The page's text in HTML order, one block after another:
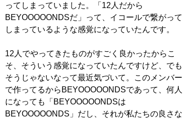
ってしまっていました。「12人だから
BEYOOOOONDSだ」って、イコールで繋がって
しまっているような感覚になっていたんです。
12人でやってきたものがすごく良かったからこ
そ、そういう感覚になっていたんですけど、でも
そうじゃないなって最近気づいて。このメンバー
で作ってるからBEYOOOOONDSであって、何人
になっても「BEYOOOOONDSは
BEYOOOOONDS」だし、それが私たちの良さな